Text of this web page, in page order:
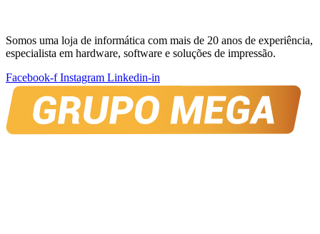
Somos uma loja de informática com mais de 20 anos de experiência,
especialista em hardware, software e soluções de impressão.
Facebook-f Instagram Linkedin-in